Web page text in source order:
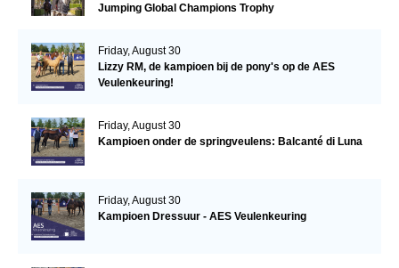
Jumping Global Champions Trophy
Friday, August 30
Lizzy RM, de kampioen bij de pony's op de AES
Veulenkeuring!
Friday, August 30
Kampioen onder de springveulens: Balcanté di Luna
Friday, August 30
Kampioen Dressuur - AES Veulenkeuring